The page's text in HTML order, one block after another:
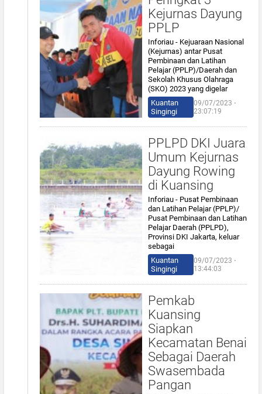
Kejurnas Dayung
PPLP
Inforiau - Kejuaraan Nasional
(Kejurnas) antar Pusat
Pembinaan dan Latihan
Pelajar (PPLP)/Daerah dan
Sekolah Khusus Olahraga
(SKO) 2023 yang digelar
Kuantan
Singingi
09/07/2023 ⋅
23:07:19
PPLPD DKI Juara
Umum Kejurnas
Dayung Rowing
di Kuansing
Inforiau - Pusat Pembinaan
dan Latihan Pelajar (PPLP)/
Pusat Pembinaan dan Latihan
Pelajar Daerah (PPLPD),
Provinsi DKI Jakarta, keluar
sebagai
Kuantan
Singingi
09/07/2023 ⋅
13:44:03
Pemkab
Kuansing
Siapkan
Kecamatan Benai
Sebagai Daerah
Swasembada
Pangan